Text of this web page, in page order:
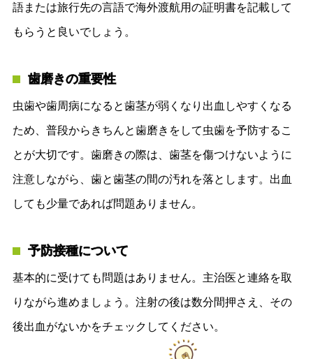
語または旅行先の言語で海外渡航用の証明書を記載して
もらうと良いでしょう。
歯磨きの重要性
虫歯や歯周病になると歯茎が弱くなり出血しやすくなる
ため、普段からきちんと歯磨きをして虫歯を予防するこ
とが大切です。歯磨きの際は、歯茎を傷つけないように
注意しながら、歯と歯茎の間の汚れを落とします。出血
しても少量であれば問題ありません。
予防接種について
基本的に受けても問題はありません。主治医と連絡を取
りながら進めましょう。注射の後は数分間押さえ、その
後出血がないかをチェックしてください。